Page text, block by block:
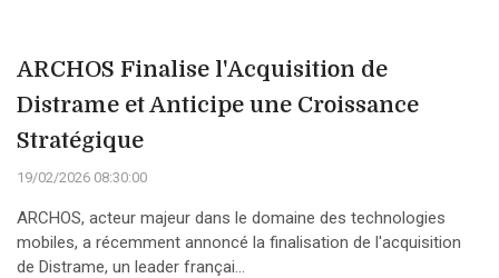
ARCHOS Finalise l'Acquisition de
Distrame et Anticipe une Croissance
Stratégique
19/02/2026 08:30:00
ARCHOS, acteur majeur dans le domaine des technologies
mobiles, a récemment annoncé la finalisation de l'acquisition
de Distrame, un leader françai...